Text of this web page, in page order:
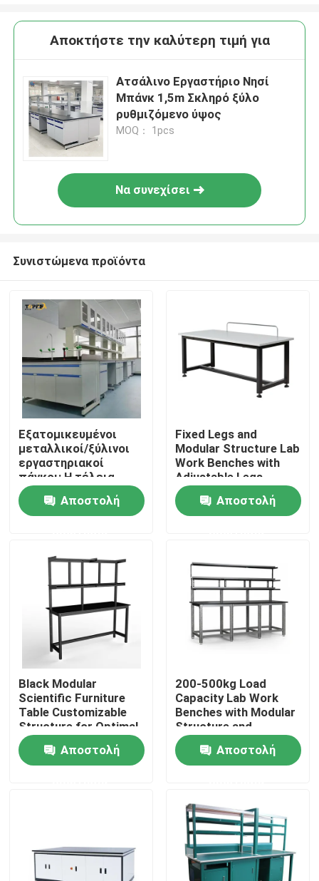
Αρχική Σελίδα
Προϊόντα
Εμφάνιση VR
Σχετικά με εμάς
Γύρος εργοστασίων
Ποιοτικός έλεγχος
επαφή
Κουκούλα καπνών εργαστηρίων
Αποκτήστε την καλύτερη τιμή για
Ατσάλινο Εργαστήριο Νησί
Μπάνκ 1,5m Σκληρό ξύλο
ρυθμιζόμενο ύψος
MOQ： 1pcs
Να συνεχίσει
Συνιστώμενα προϊόντα
Εξατομικευμένοι
μεταλλικοί/ξύλινοι
εργαστηριακοί
πάγκοι: Η τέλεια
λύση για τις ανάγκες
του χώρου εργασίας
σας
Αποστολή
Fixed Legs and
Modular Structure Lab
Work Benches with
Adjustable Legs
Αποστολή
Black Modular
Scientific Furniture
Table Customizable
Structure for Optimal
Functionality and
Space Utilization
Αποστολή
200-500kg Load
Capacity Lab Work
Benches with Modular
Structure and
Optional Accessories
Αποστολή